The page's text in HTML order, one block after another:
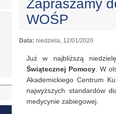
Zapraszamy
WOŚP
Data:niedziela, 12/01/2020
Już w najbliższą
Świątecznej Pomocy . W
Akademickiego Centrum
najwyższych standardów
medycynie zabiegowej.